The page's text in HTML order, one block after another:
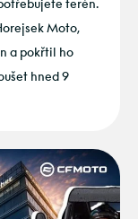
terén.
Moto,
a pokřtil ho
hned 9